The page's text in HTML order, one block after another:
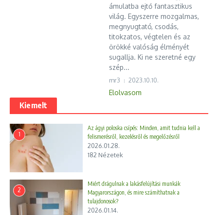
ámulatba ejtő fantasztikus
világ. Egyszerre mozgalmas,
megnyugtató, csodás,
titokzatos, végtelen és az
örökké valóság élményét
sugallja. Ki ne szeretné egy
szép...
mr3 2023.10.10.
Elolvasom
Kiemelt
1
Az ágyi poloska csípés: Minden, amit tudnia kell a
felismerésről, kezelésről és megelőzésről
2026.01.28.
182 Nézetek
2
Miért drágulnak a lakásfelújítási munkák
Magyarországon, és mire számíthatnak a
tulajdonosok?
2026.01.14.